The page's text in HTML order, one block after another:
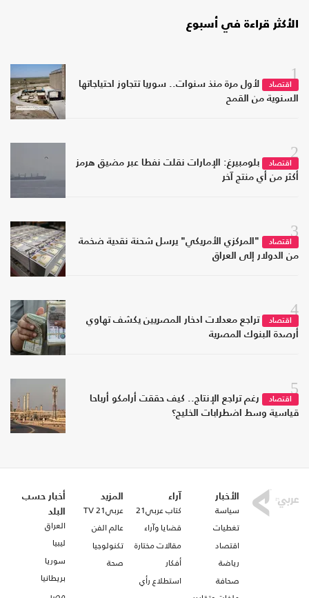
الأكثر قراءة في أسبوع
1
اقتصاد
لأول مرة منذ سنوات.. سوريا تتجاوز احتياجاتها
السنوية من القمح
2
اقتصاد
بلومبيرغ: الإمارات نقلت نفطا عبر مضيق هرمز
أكثر من أي منتج آخر
3
اقتصاد
"المركزي الأمريكي" يرسل شحنة نقدية ضخمة
من الدولار إلى العراق
4
اقتصاد
تراجع معدلات ادخار المصريين يكشف تهاوي
أرصدة البنوك المصرية
5
اقتصاد
رغم تراجع الإنتاج.. كيف حققت أرامكو أرباحا
قياسية وسط اضطرابات الخليج؟
الأخبار
سياسة
تغطيات
اقتصاد
رياضة
صحافة
آراء
كتاب عربي21
قضايا وآراء
مقالات مختارة
أفكار
استطلاع رأي
المزيد
عربي21 TV
عالم الفن
تكنولوجيا
صحة
أخبار حسب
البلد
العراق
ليبيا
سوريا
بريطانيا